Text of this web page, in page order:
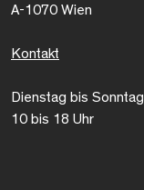
A-1070 Wien
Kontakt
Dienstag bis Sonntag
10 bis 18 Uhr